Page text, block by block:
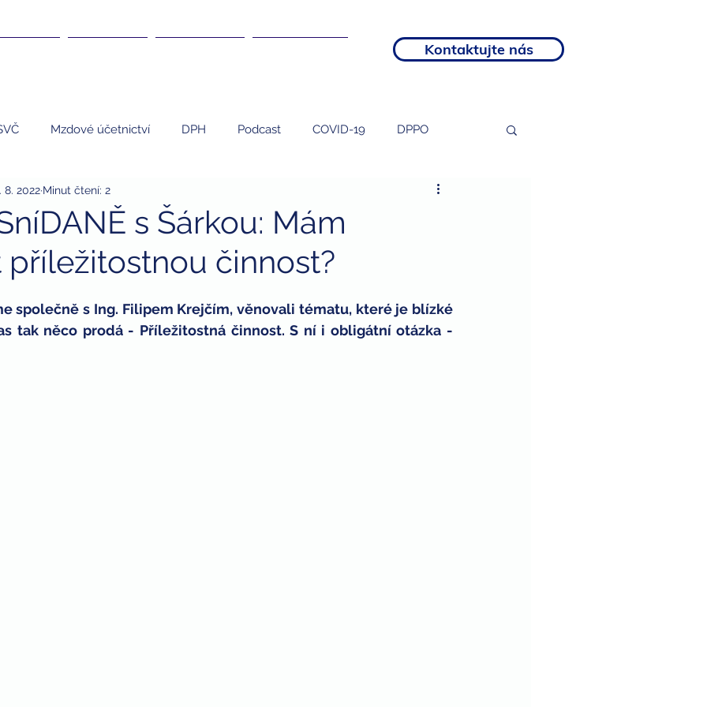
Kontaktujte nás
Mzdové účetnictví DPH Podcast COVID-19 DPPO
EET Umělci podnikatelé
finanční poradenství finanční gramotnost
dary dary a daně daňová uznatelnost darů zdravotní postižení
s Šárkou: Mám
příležitostnou činnost?
8. 2022 Minut čtení: 2
společně s Ing. Filipem Krejčím, věnovali tématu, které je blízké
tak něco prodá - Příležitostná činnost. S ní i obligátní otázka -